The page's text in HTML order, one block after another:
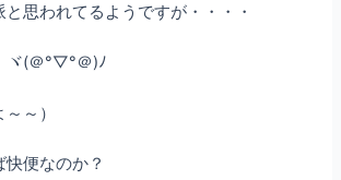
思われてるようですが・・・・
(＠°▽°＠)ﾉ
～）
便なのか？